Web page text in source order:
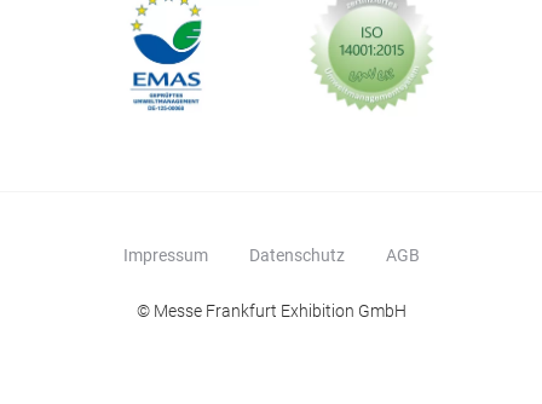
Impressum Datenschutz AGB
© Messe Frankfurt Exhibition GmbH